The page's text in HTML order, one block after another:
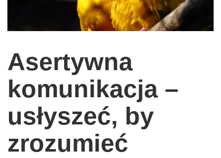
wychowanie dzieci
Odżywianie
Inspiracje
sposób na życie
podróże
zrób to sam
EKO – Styl
Asertywna
komunikacja –
usłyszeć, by
zrozumieć